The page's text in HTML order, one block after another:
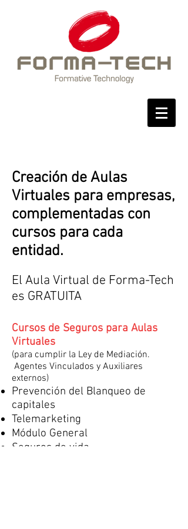
Creación de Aulas
Virtuales para empresas,
complementadas con
cursos para cada
entidad.
El Aula Virtual de Forma-Tech
es GRATUITA
Cursos de Seguros para Aulas
Virtuales
(para cumplir la Ley de Mediación.
Agentes Vinculados y Auxiliares
externos)
Prevención del Blanqueo de
capitales
Telemarketing
Módulo General
Seguros de vida